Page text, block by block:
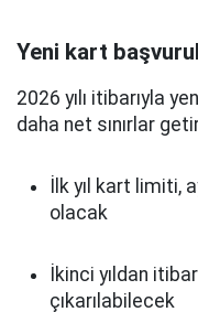
Yeni kart
2026 yılı itibarıyla
daha net sınırlar
İlk yıl kart limiti,
olacak
İkinci yıldan
çıkarılabilecek